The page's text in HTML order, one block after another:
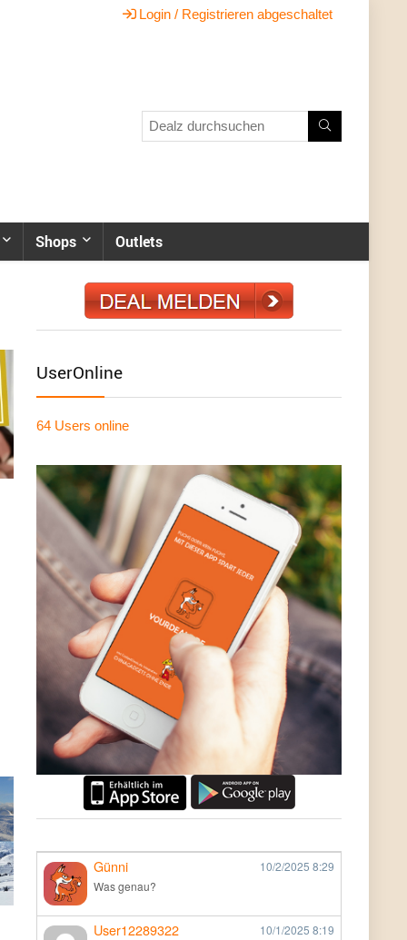
Login / Registrieren abgeschaltet
Shops Outlets
UserOnline
64 Users online
Günni 10/2/2025 8:29
Was genau?
User12289322 10/1/2025 8:19